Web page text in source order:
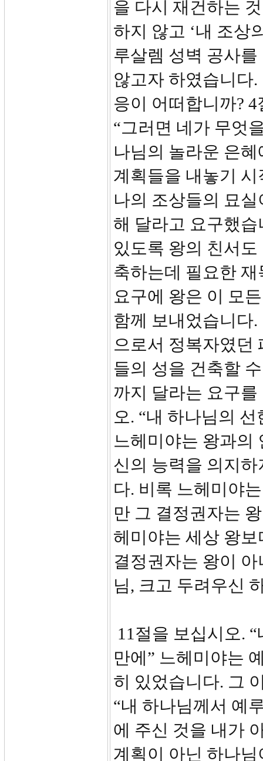
을 다시 재건하는
하지 않고 ‘내 조상
루살렘 성벽 공사
않고자 하였습니
응이 어떠합니까?
“그러면 네가 무엇
나님의 놀라운 은
계획들을 내놓기
나의 조상들의 묘
해 달라고 요구했
있도록 왕의 친서
축하는데 필요한
요구에 왕은 이 모
함께 보내었습니다
으로서 정복자였던
들의 성을 건축할
까지 달라는 요구
오. “내 하나님의
느헤미야는 왕과의
신의 능력을 의지
다. 비록 느헤미야
만 그 결정권자는
헤미야는 세상 왕
결정권자는 왕이
님, 크고 두려우신
11절을 보십시오.
만에” 느헤미야는
히 있었습니다. 그
“내 하나님께서 예
에 주신 것을 내가
계획이 아닌 하나